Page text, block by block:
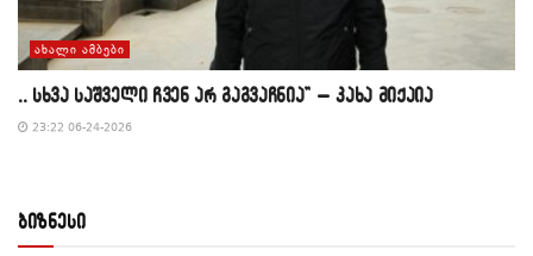
ᲐᲮᲐᲚᲘ ᲐᲛᲑᲔᲑᲘ
,, სხვა საშველი ჩვენ არ გაგვაჩნია” – კახა მიქაია
23:22 06-24-2026
ბიზნესი